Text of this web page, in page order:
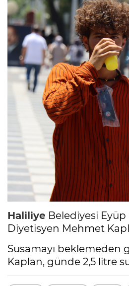
Haliliye Belediyesi
Diyetisyen Mehmet
Susamayı
Kaplan, günde 2,5 litre